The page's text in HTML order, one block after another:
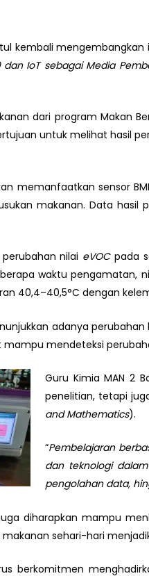
kembali
dan IoT sebagai Media
dari program Makan
untuk melihat hasil
memanfaatkan sensor
makanan. Data
nilai eVOCpada
waktu pengamatan,
40,4–40,5°C dengan
adanya perubahan
mendeteksi
Guru Kimia MAN 2
penelitian, tetapi
and Mathematics).
“Pembelajaran
dan teknologi
pengolahan data,
diharapkan mampu
sehari-hari
berkomitmen